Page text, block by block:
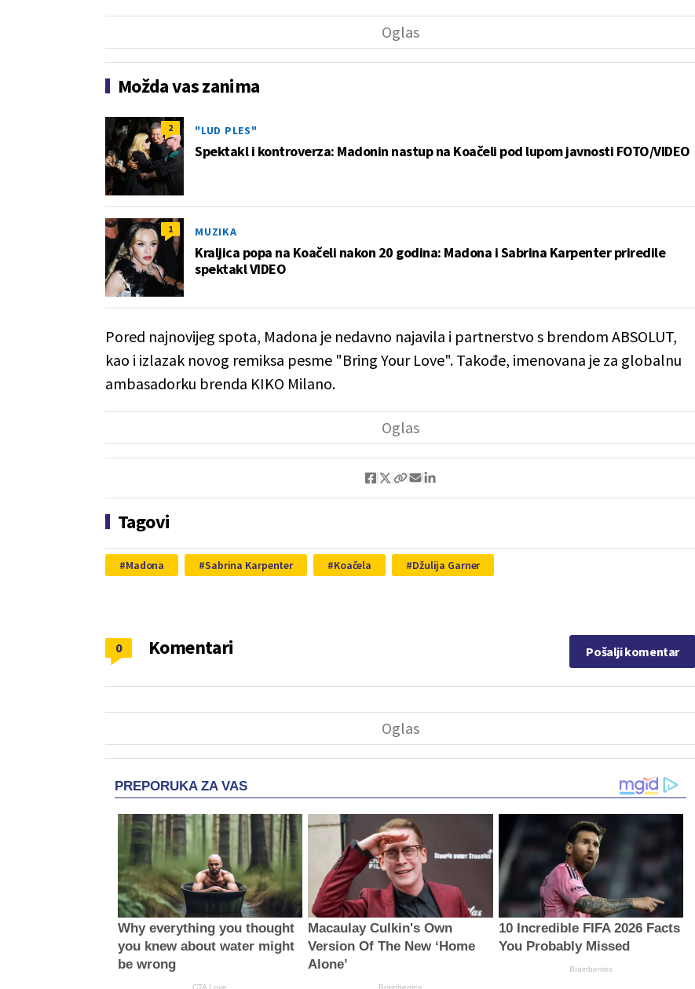
Možda vas zanima
2 "LUD PLES"
Spektakl i kontroverza: Madonin nastup na Koačeli pod lupom javnosti FOTO/VIDEO
1 MUZIKA
Kraljica popa na Koačeli nakon 20 godina: Madona i Sabrina Karpenter priredile
spektakl VIDEO
Pored najnovijeg spota, Madona je nedavno najavila i partnerstvo s brendom ABSOLUT,
kao i izlazak novog remiksa pesme "Bring Your Love". Takođe, imenovana je za globalnu
ambasadorku brenda KIKO Milano.
Tagovi
Madona Sabrina Karpenter Koačela Džulija Garner
Komentari
0 Pošalji komentar
PREPORUKA ZA VAS
Why everything you thought
you knew about water might
be wrong
Macaulay Culkin's Own
Version Of The New ‘Home
Alone’
10 Incredible FIFA 2026 Facts
You Probably Missed
Brainberries